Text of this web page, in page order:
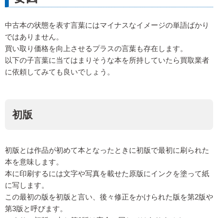
中古本の状態を表す言葉にはマイナスなイメージの単語ばかり
ではありません。
買い取り価格を向上させるプラスの言葉も存在します。
以下の子言葉に当てはまりそうな本を所持していたら買取業者
に依頼してみても良いでしょう。
初版
初版とは作品が初めて本となったときに初版で最初に刷られた
本を意味します。
本に印刷するには文字や写真を載せた原版にインクを塗って紙
に写します。
この最初の版を初版と言い、後々修正をかけられた版を第2版や
第3版と呼びます。